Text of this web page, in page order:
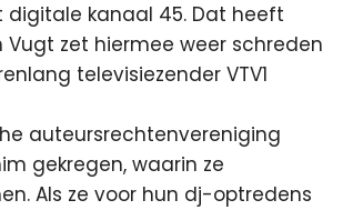
digitale kanaal 45. Dat heeft
zet hiermee weer schreden
televisiezender VTV1
auteursrechtenvereniging
gekregen, waarin ze
Als ze voor hun dj-optredens